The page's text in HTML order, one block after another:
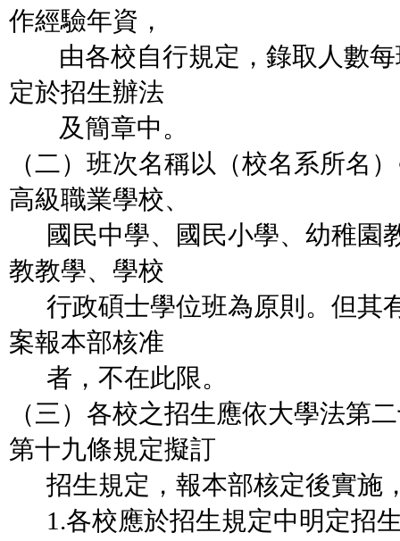
作經驗年資，
由各校自行規定，錄取人數每
定於招生辦法
及簡章中。
（二）班次名稱以（校名系所名
高級職業學校、
國民中學、國民小學、幼稚園
教教學、學校
行政碩士學位班為原則。但其
案報本部核准
者，不在此限。
（三）各校之招生應依大學法第
第十九條規定擬訂
招生規定，報本部核定後實施
1.各校應於招生規定中明定招